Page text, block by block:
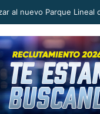
homicidio del ex alcalde